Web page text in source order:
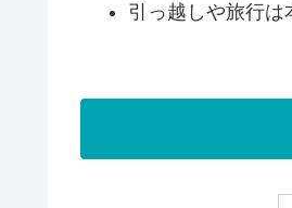
引っ越しや旅行は